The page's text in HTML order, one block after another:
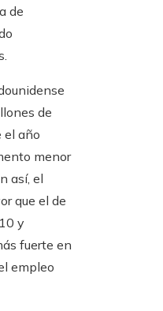
de
de
el año
menor
así, el
que el de
y
fuerte en
empleo